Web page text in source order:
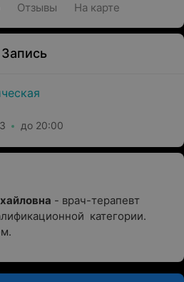
Отзывы На карте
Запись
до 20:00
- врач-терапевт
категории.